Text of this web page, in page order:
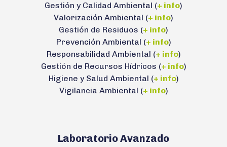
Gestión y Calidad Ambiental (+ info)
Valorización Ambiental (+ info)
Gestión de Residuos (+ info)
Prevención Ambiental (+ info)
Responsabilidad Ambiental (+ info)
Gestión de Recursos Hídricos (+ info)
Higiene y Salud Ambiental (+ info)
Vigilancia Ambiental (+ info)
Laboratorio Avanzado